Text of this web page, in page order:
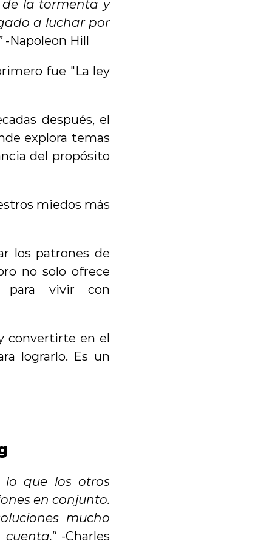
de la tormenta y
a luchar por
-Napoleon Hill
fue "La ley
después, el
explora temas
del propósito
miedos más
los patrones de
no solo ofrece
para vivir con
convertirte en el
lograrlo. Es un
lo que los otros
en conjunto.
mucho
-Charles